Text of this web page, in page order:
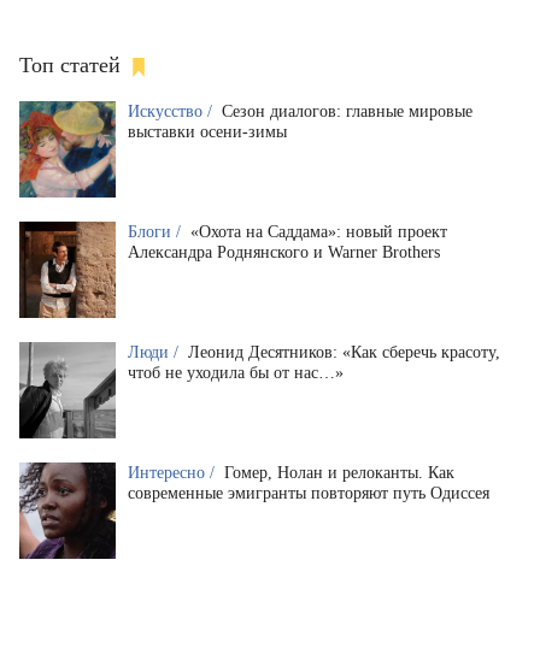
Топ статей
Искусство / Сезон диалогов: главные мировые
выставки осени-зимы
Блоги / «Охота на Саддама»: новый проект
Александра Роднянского и Warner Brothers
Люди / Леонид Десятников: «Как сберечь красоту,
чтоб не уходила бы от нас…»
Интересно / Гомер, Нолан и релоканты. Как
современные эмигранты повторяют путь Одиссея